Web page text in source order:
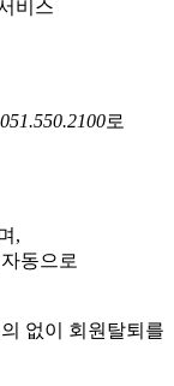
비스
051.550.2100로
,
동으로
없이 회원탈퇴를